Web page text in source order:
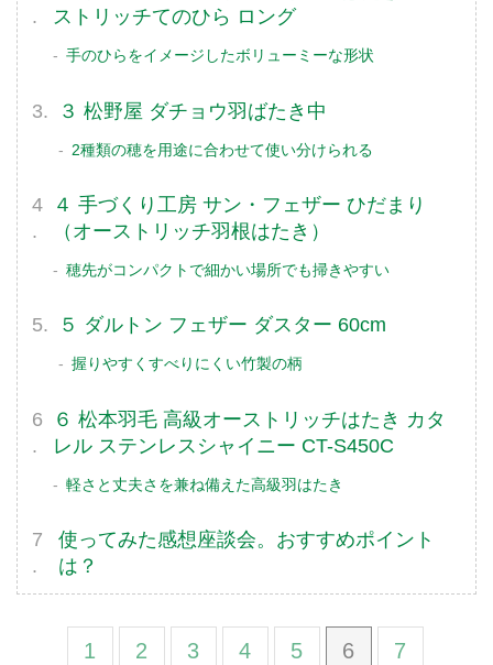
ストリッチてのひら ロング
手のひらをイメージしたボリューミーな形状
３ 松野屋 ダチョウ羽ばたき中
2種類の穂を用途に合わせて使い分けられる
４ 手づくり工房 サン・フェザー ひだまり
（オーストリッチ羽根はたき）
穂先がコンパクトで細かい場所でも掃きやすい
５ ダルトン フェザー ダスター 60cm
握りやすくすべりにくい竹製の柄
６ 松本羽毛 高級オーストリッチはたき カタ
レル ステンレスシャイニー CT-S450C
軽さと丈夫さを兼ね備えた高級羽はたき
使ってみた感想座談会。おすすめポイント
は？
1 2 3 4 5 6 7